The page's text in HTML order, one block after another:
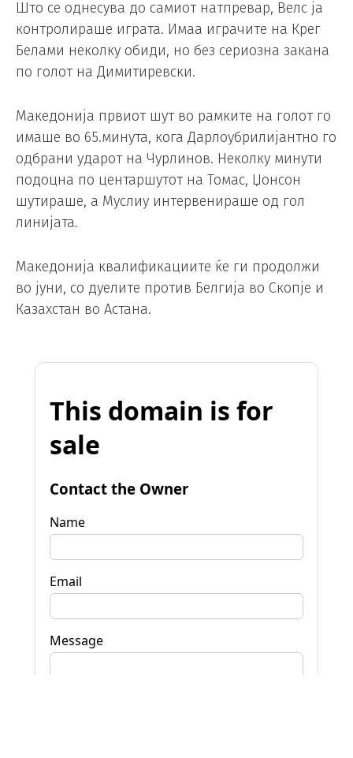
Што се однесува до самиот натпревар, Велс ја
контролираше играта. Имаа играчите на Крег
Белами неколку обиди, но без сериозна закана
по голот на Димитиревски.
Македонија првиот шут во рамките на голот го
имаше во 65.минута, кога Дарлоубрилијантно го
одбрани ударот на Чурлинов. Неколку минути
подоцна по центаршутот на Томас, Џонсон
шутираше, а Муслиу интервенираше од гол
линијата.
Македонија квалификациите ќе ги продолжи
во јуни, со дуелите против Белгија во Скопје и
Казахстан во Астана.